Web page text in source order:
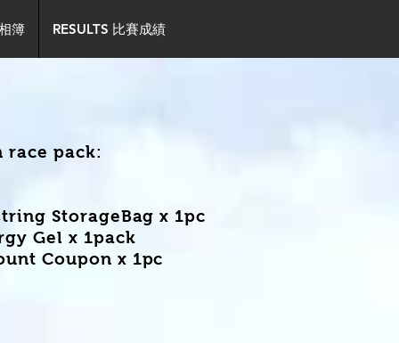
簿 RESULTS 比賽成績
race pack:
StorageBag x 1pc
Gel x 1pack
Coupon x 1pc